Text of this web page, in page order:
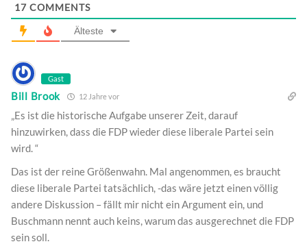
17 COMMENTS
Älteste
Gast
Bill Brook 12 Jahre vor
„Es ist die historische Aufgabe unserer Zeit, darauf
hinzuwirken, dass die FDP wieder diese liberale Partei sein
wird. “
Das ist der reine Größenwahn. Mal angenommen, es braucht
diese liberale Partei tatsächlich, -das wäre jetzt einen völlig
andere Diskussion – fällt mir nicht ein Argument ein, und
Buschmann nennt auch keins, warum das ausgerechnet die FDP
sein soll.